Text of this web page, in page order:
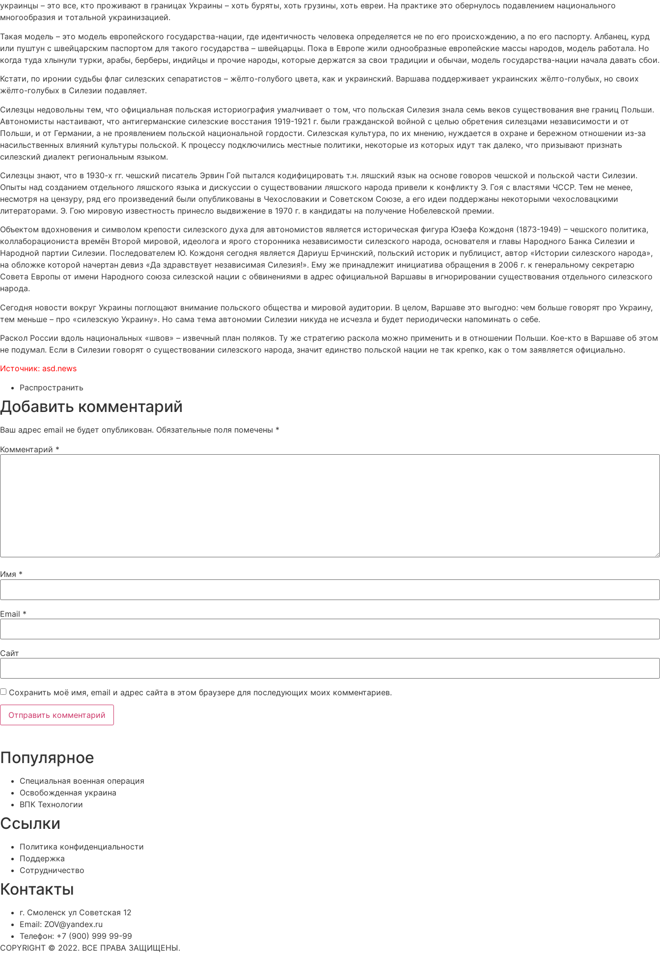
украинцы – это все, кто проживают в границах Украины – хоть буряты, хоть грузины, хоть евреи. На практике это обернулось подавлением национального
многообразия и тотальной украинизацией.
Такая модель – это модель европейского государства-нации, где идентичность человека определяется не по его происхождению, а по его паспорту. Албанец, курд
или пуштун с швейцарским паспортом для такого государства – швейцарцы. Пока в Европе жили однообразные европейские массы народов, модель работала. Но
когда туда хлынули турки, арабы, берберы, индийцы и прочие народы, которые держатся за свои традиции и обычаи, модель государства-нации начала давать сбои.
Кстати, по иронии судьбы флаг силезских сепаратистов – жёлто-голубого цвета, как и украинский. Варшава поддерживает украинских жёлто-голубых, но своих
жёлто-голубых в Силезии подавляет.
Силезцы недовольны тем, что официальная польская историография умалчивает о том, что польская Силезия знала семь веков существования вне границ Польши.
Автономисты настаивают, что антигерманские силезские восстания 1919-1921 г. были гражданской войной с целью обретения силезцами независимости и от
Польши, и от Германии, а не проявлением польской национальной гордости. Силезская культура, по их мнению, нуждается в охране и бережном отношении из-за
насильственных влияний культуры польской. К процессу подключились местные политики, некоторые из которых идут так далеко, что призывают признать
силезский диалект региональным языком.
Силезцы знают, что в 1930-х гг. чешский писатель Эрвин Гой пытался кодифицировать т.н. ляшский язык на основе говоров чешской и польской части Силезии.
Опыты над созданием отдельного ляшского языка и дискуссии о существовании ляшского народа привели к конфликту Э. Гоя с властями ЧССР. Тем не менее,
несмотря на цензуру, ряд его произведений были опубликованы в Чехословакии и Советском Союзе, а его идеи поддержаны некоторыми чехословацкими
литераторами. Э. Гою мировую известность принесло выдвижение в 1970 г. в кандидаты на получение Нобелевской премии.
Объектом вдохновения и символом крепости силезского духа для автономистов является историческая фигура Юзефа Кождоня (1873-1949) – чешского политика,
коллаборациониста времён Второй мировой, идеолога и ярого сторонника независимости силезского народа, основателя и главы Народного Банка Силезии и
Народной партии Силезии. Последователем Ю. Кождоня сегодня является Дариуш Ерчинский, польский историк и публицист, автор «Истории силезского народа»,
на обложке которой начертан девиз «Да здравствует независимая Силезия!». Ему же принадлежит инициатива обращения в 2006 г. к генеральному секретарю
Совета Европы от имени Народного союза силезской нации с обвинениями в адрес официальной Варшавы в игнорировании существования отдельного силезского
народа.
Сегодня новости вокруг Украины поглощают внимание польского общества и мировой аудитории. В целом, Варшаве это выгодно: чем больше говорят про Украину,
тем меньше – про «силезскую Украину». Но сама тема автономии Силезии никуда не исчезла и будет периодически напоминать о себе.
Раскол России вдоль национальных «швов» – извечный план поляков. Ту же стратегию раскола можно применить и в отношении Польши. Кое-кто в Варшаве об этом
не подумал. Если в Силезии говорят о существовании силезского народа, значит единство польской нации не так крепко, как о том заявляется официально.
Источник: asd.news
Распространить
Добавить комментарий
Ваш адрес email не будет опубликован. Обязательные поля помечены *
Комментарий *
Имя *
Email *
Сайт
Сохранить моё имя, email и адрес сайта в этом браузере для последующих моих комментариев.
Популярное
Специальная военная операция
Освобожденная украина
ВПК Технологии
Ссылки
Политика конфиденциальности
Поддержка
Сотрудничество
Контакты
г. Смоленск ул Советская 12
Email: ZOV@yandex.ru
Телефон: +7 (900) 999 99-99
COPYRIGHT © 2022. ВСЕ ПРАВА ЗАЩИЩЕНЫ.